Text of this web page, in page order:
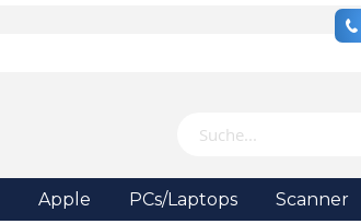
Apple PCs/Laptops Scanner